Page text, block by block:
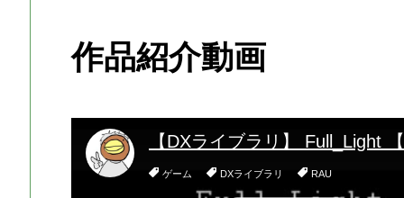
作品紹介動画